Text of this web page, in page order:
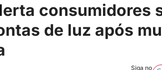
consumidores
de luz após
Siga no